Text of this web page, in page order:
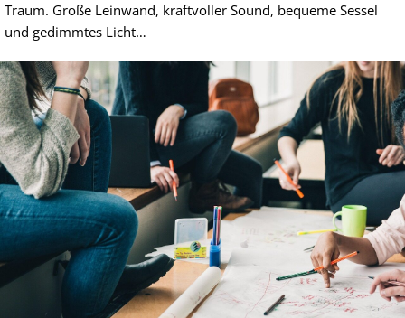
Traum. Große Leinwand, kraftvoller Sound, bequeme Sessel
und gedimmtes Licht…